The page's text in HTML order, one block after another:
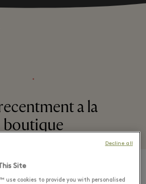
⬩
a la
boutique
Site
use cookies to provide you with personalised
Decline all